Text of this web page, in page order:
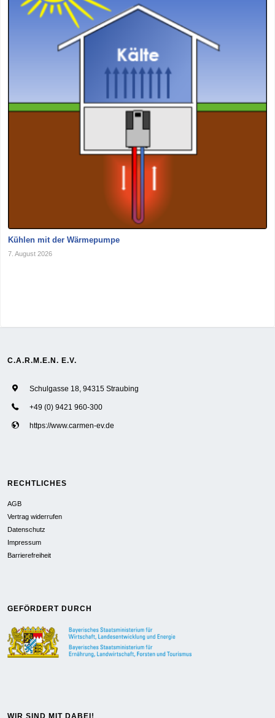
Kühlen mit der Wärmepumpe
7. August 2026
C.A.R.M.E.N. E.V.
Schulgasse 18, 94315 Straubing
+49 (0) 9421 960-300
https://www.carmen-ev.de
RECHTLICHES
AGB
Vertrag widerrufen
Datenschutz
Impressum
Barrierefreiheit
GEFÖRDERT DURCH
WIR SIND MIT DABEI!